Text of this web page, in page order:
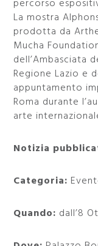
percorso
La mostra
prodotta da
Mucha
dell’Ambasciata
Regione Lazio e
appuntamento
Roma durante
arte
Notizia
Categoria:
Quando: dall’8